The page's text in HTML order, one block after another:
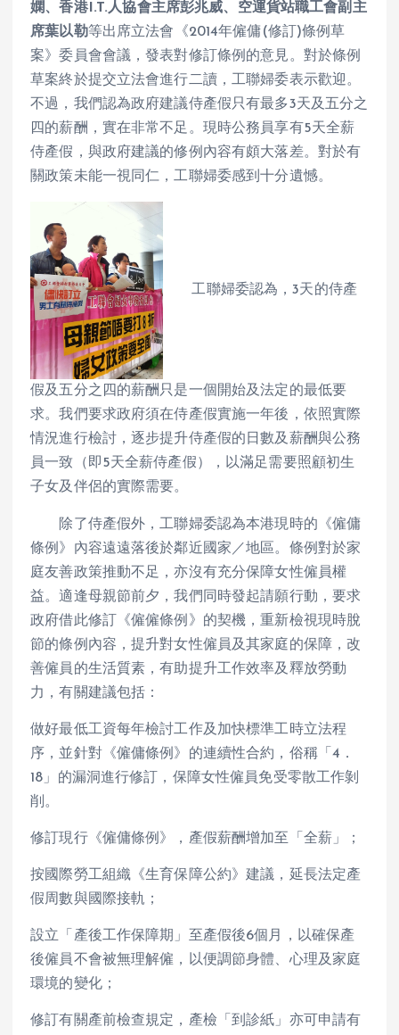
嫻、香港I.T.人協會主席彭兆威、空運貨站職工會副主
席葉以勒等出席立法會《2014年僱傭(修訂)條例草
案》委員會會議，發表對修訂條例的意見。對於條例
草案終於提交立法會進行二讀，工聯婦委表示歡迎。
不過，我們認為政府建議侍產假只有最多3天及五分之
四的薪酬，實在非常不足。現時公務員享有5天全薪
侍產假，與政府建議的修例內容有頗大落差。對於有
關政策未能一視同仁，工聯婦委感到十分遺憾。
工聯婦委認為，3天的侍產
假及五分之四的薪酬只是一個開始及法定的最低要
求。我們要求政府須在侍產假實施一年後，依照實際
情況進行檢討，逐步提升侍產假的日數及薪酬與公務
員一致（即5天全薪侍產假），以滿足需要照顧初生
子女及伴侶的實際需要。
除了侍產假外，工聯婦委認為本港現時的《僱傭
條例》內容遠遠落後於鄰近國家／地區。條例對於家
庭友善政策推動不足，亦沒有充分保障女性僱員權
益。適逢母親節前夕，我們同時發起請願行動，要求
政府借此修訂《僱僱條例》的契機，重新檢視現時脫
節的條例內容，提升對女性僱員及其家庭的保障，改
善僱員的生活質素，有助提升工作效率及釋放勞動
力，有關建議包括：
做好最低工資每年檢討工作及加快標準工時立法程
序，並針對《僱傭條例》的連續性合約，俗稱「4．
18」的漏洞進行修訂，保障女性僱員免受零散工作剝
削。
修訂現行《僱傭條例》，產假薪酬增加至「全薪」；
按國際勞工組織《生育保障公約》建議，延長法定產
假周數與國際接軌；
設立「產後工作保障期」至產假後6個月，以確保產
後僱員不會被無理解僱，以便調節身體、心理及家庭
環境的變化；
修訂有關產前檢查規定，產檢「到診紙」亦可申請有